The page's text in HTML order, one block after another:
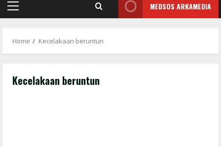
Primary
MEDSOS ARKAMEDIA
Home Kecelakaan beruntun
Kecelakaan beruntun